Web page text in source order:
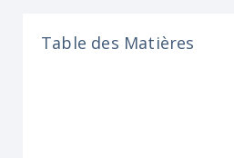
Table des Matières